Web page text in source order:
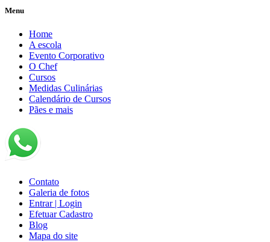
Menu
Home
A escola
Evento Corporativo
O Chef
Cursos
Medidas Culinárias
Calendário de Cursos
Pães e mais
Contato
Galeria de fotos
Entrar | Login
Efetuar Cadastro
Blog
Mapa do site